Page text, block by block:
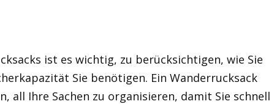
ist es wichtig, zu berücksichtigen, wie Sie
Sie benötigen. Ein Wanderrucksack
all Ihre Sachen zu organisieren, damit Sie schnell